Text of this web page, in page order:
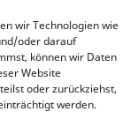
wir Technologien wie
oder darauf
können wir Daten
Website
oder zurückziehst,
werden.
Uhr
Uhr